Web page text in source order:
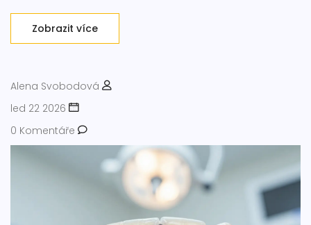
Zobrazit více
Alena Svobodová
led 22 2026
0 Komentáře